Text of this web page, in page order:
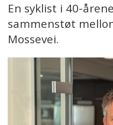
En syklist i 40-
sammenstøt
Mossevei.